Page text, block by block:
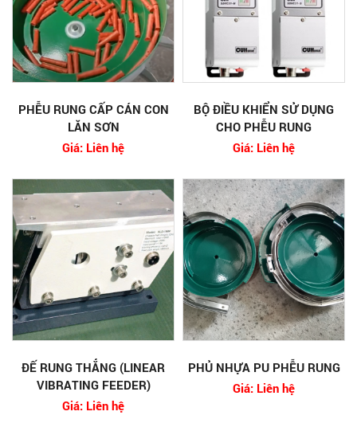
PHỄU RUNG CẤP CÁN CON
LĂN SƠN
Giá: Liên hệ
BỘ ĐIỀU KHIỂN SỬ DỤNG
CHO PHỄU RUNG
Giá: Liên hệ
ĐẾ RUNG THẲNG (LINEAR
VIBRATING FEEDER)
Giá: Liên hệ
PHỦ NHỰA PU PHỄU RUNG
Giá: Liên hệ